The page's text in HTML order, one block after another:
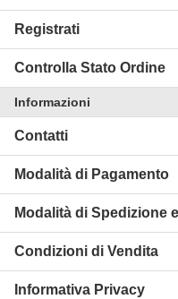
Registrati
Controlla Stato Ordine
Informazioni
Contatti
Modalità di Pagamento
Modalità di Spedizione
Condizioni di Vendita
Informativa Privacy